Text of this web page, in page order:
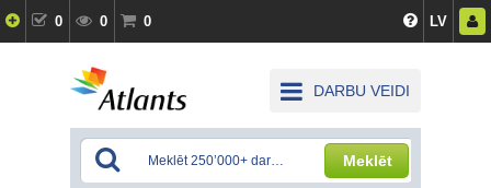
0 0 0 LV
DARBU VEIDI
Meklēt